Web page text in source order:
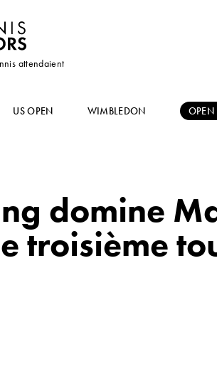
attendaient
US OPEN WIMBLEDON OPEN
domine
troisième